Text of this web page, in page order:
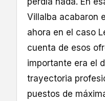
Villalba acabaron
ahora en el caso
cuenta de esos
importante era el
trayectoria
puestos de